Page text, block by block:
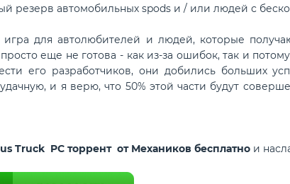
резерв автомобильных spods и / или людей с
для автолюбителей и людей, которые
еще не готова - как из-за ошибок, так и
его разработчиков, они добились больших
и я верю, что 50% этой части будут
Truck PC торрент от Механиков бесплатно и